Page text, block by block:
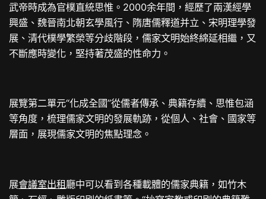
武帝時成為官樸直統思惟。2000余年間，經歷了兩漢經學
興盛、魏晉南北朝玄學風行、隋唐儒釋道并立、宋明理學發
展、清代樸學繁榮等分歧階段，儒家文明始終綿延相繼，又
不斷應時變化，堅持著茂盛的性命力。
展覽第二單元“化成全國”從儒者傳承、典籍存續、思惟包涵
等角度，梳理儒家文明的發展軌跡，從個人、社會、國家等
層面，展現儒家文明的焦點理念。
展會議室出租廳中可以看到各種載體的儒家典籍，如竹木